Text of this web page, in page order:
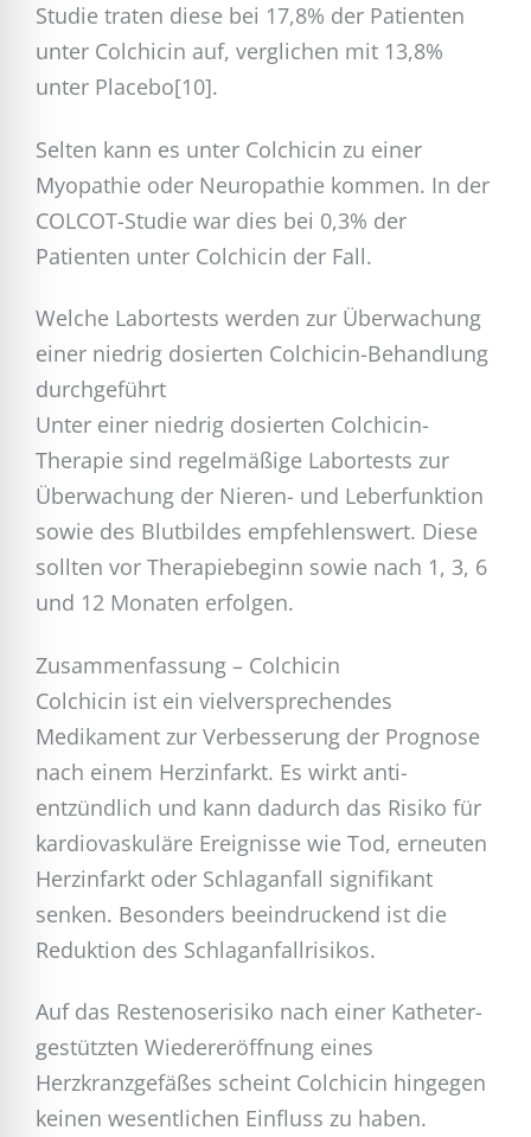
Studie traten diese bei 17,8% der Patienten
unter Colchicin auf, verglichen mit 13,8%
unter Placebo[10].
Selten kann es unter Colchicin zu einer
Myopathie oder Neuropathie kommen. In der
COLCOT-Studie war dies bei 0,3% der
Patienten unter Colchicin der Fall.
Welche Labortests werden zur Überwachung
einer niedrig dosierten Colchicin-Behandlung
durchgeführt
Unter einer niedrig dosierten Colchicin-
Therapie sind regelmäßige Labortests zur
Überwachung der Nieren- und Leberfunktion
sowie des Blutbildes empfehlenswert. Diese
sollten vor Therapiebeginn sowie nach 1, 3, 6
und 12 Monaten erfolgen.
Zusammenfassung – Colchicin
Colchicin ist ein vielversprechendes
Medikament zur Verbesserung der Prognose
nach einem Herzinfarkt. Es wirkt anti-
entzündlich und kann dadurch das Risiko für
kardiovaskuläre Ereignisse wie Tod, erneuten
Herzinfarkt oder Schlaganfall signifikant
senken. Besonders beeindruckend ist die
Reduktion des Schlaganfallrisikos.
Auf das Restenoserisiko nach einer Katheter-
gestützten Wiedereröffnung eines
Herzkranzgefäßes scheint Colchicin hingegen
keinen wesentlichen Einfluss zu haben.